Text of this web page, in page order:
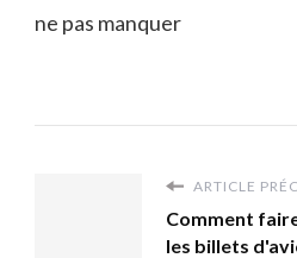
ne pas manquer
ARTICLE
Comment
les billets